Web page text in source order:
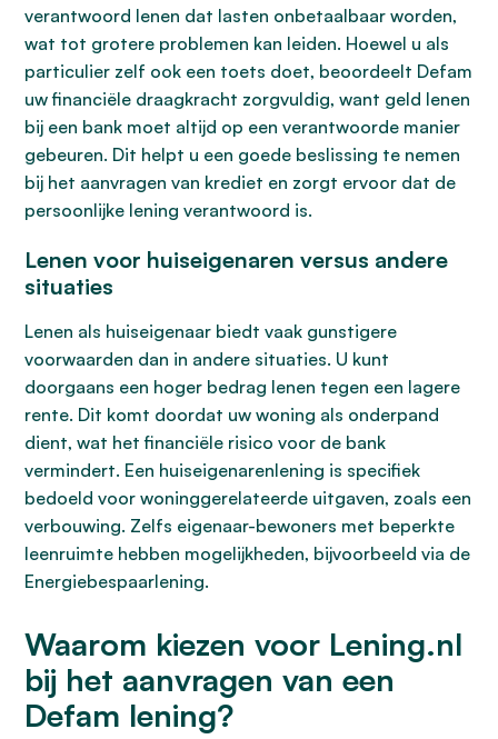
verantwoord lenen dat lasten onbetaalbaar worden,
wat tot grotere problemen kan leiden. Hoewel u als
particulier zelf ook een toets doet, beoordeelt Defam
uw financiële draagkracht zorgvuldig, want geld lenen
bij een bank moet altijd op een verantwoorde manier
gebeuren. Dit helpt u een goede beslissing te nemen
bij het aanvragen van krediet en zorgt ervoor dat de
persoonlijke lening verantwoord is.
Lenen voor huiseigenaren versus andere
situaties
Lenen als huiseigenaar biedt vaak gunstigere
voorwaarden dan in andere situaties. U kunt
doorgaans een hoger bedrag lenen tegen een lagere
rente. Dit komt doordat uw woning als onderpand
dient, wat het financiële risico voor de bank
vermindert. Een huiseigenarenlening is specifiek
bedoeld voor woninggerelateerde uitgaven, zoals een
verbouwing. Zelfs eigenaar-bewoners met beperkte
leenruimte hebben mogelijkheden, bijvoorbeeld via de
Energiebespaarlening.
Waarom kiezen voor Lening.nl
bij het aanvragen van een
Defam lening?